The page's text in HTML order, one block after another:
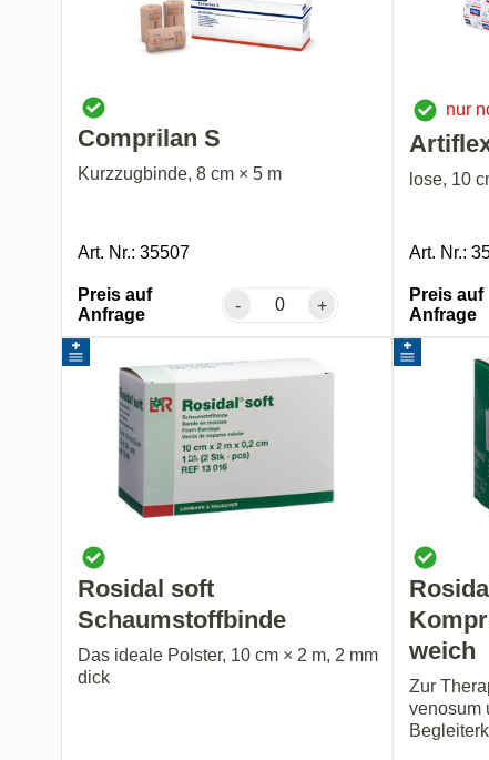
Comprilan S
Kurzzugbinde, 8 cm × 5 m
Art. Nr.: 35507
Preis auf
Anfrage
- +
nur
lose, 10
Art. Nr.:
Preis auf
Anfrage
Rosidal soft
Schaumstoffbinde
Das ideale Polster, 10 cm × 2 m, 2 mm
dick
weich
Zur
venosum